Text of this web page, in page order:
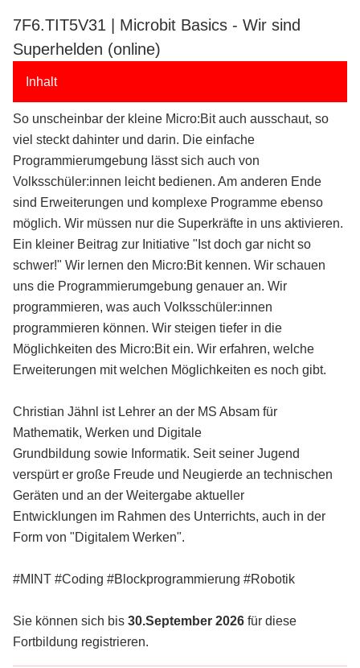
7F6.TIT5V31 | Microbit Basics - Wir sind
Superhelden (online)
Inhalt
So unscheinbar der kleine Micro:Bit auch ausschaut, so
viel steckt dahinter und darin. Die einfache
Programmierumgebung lässt sich auch von
Volksschüler:innen leicht bedienen. Am anderen Ende
sind Erweiterungen und komplexe Programme ebenso
möglich. Wir müssen nur die Superkräfte in uns aktivieren.
Ein kleiner Beitrag zur Initiative "Ist doch gar nicht so
schwer!" Wir lernen den Micro:Bit kennen. Wir schauen
uns die Programmierumgebung genauer an. Wir
programmieren, was auch Volksschüler:innen
programmieren können. Wir steigen tiefer in die
Möglichkeiten des Micro:Bit ein. Wir erfahren, welche
Erweiterungen mit welchen Möglichkeiten es noch gibt.
Christian Jähnl ist Lehrer an der MS Absam für
Mathematik, Werken und Digitale
Grundbildung sowie Informatik. Seit seiner Jugend
verspürt er große Freude und Neugierde an technischen
Geräten und an der Weitergabe aktueller
Entwicklungen im Rahmen des Unterrichts, auch in der
Form von "Digitalem Werken".
#MINT #Coding #Blockprogrammierung #Robotik
Sie können sich bis 30.September 2026 für diese
Fortbildung registrieren.